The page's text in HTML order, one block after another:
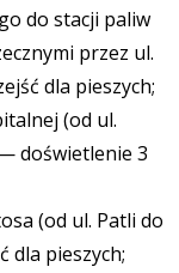
do stacji paliw
przez ul.
dla pieszych;
(od ul.
doświetlenie 3
(od ul. Patli do
dla pieszych;